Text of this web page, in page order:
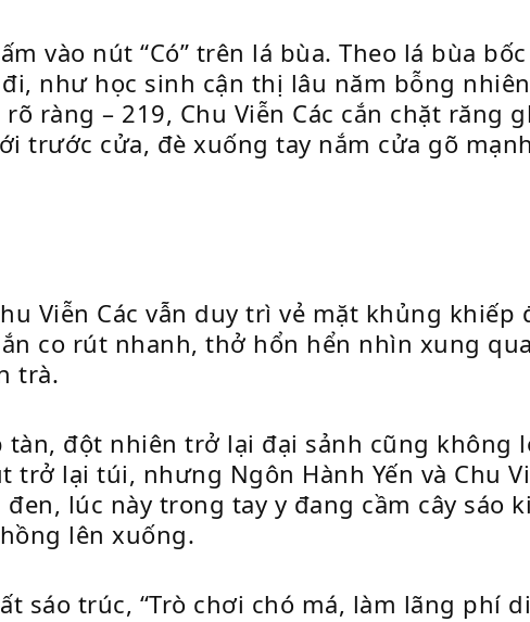
vào nút “Có” trên lá bùa. Theo lá bùa
như học sinh cận thị lâu năm bỗng
ràng – 219, Chu Viễn Các cắn chặt răng
trước cửa, đè xuống tay nắm cửa gõ
Viễn Các vẫn duy trì vẻ mặt khủng
co rút nhanh, thở hổn hển nhìn xung
trà.
tàn, đột nhiên trở lại đại sảnh cũng không
lại túi, nhưng Ngôn Hành Yến và Chu
lúc này trong tay y đang cầm cây sáo
lên xuống.
sáo trúc, “Trò chơi chó má, làm lãng phí